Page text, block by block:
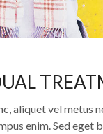
aliquet vel metus
enim. Sed eget